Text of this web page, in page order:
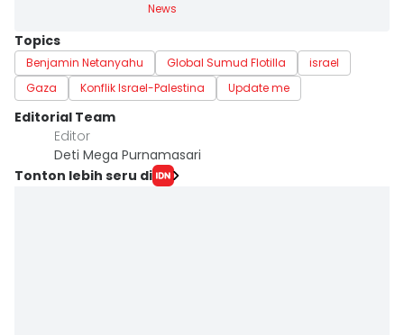
News
Topics
Benjamin Netanyahu Global Sumud Flotilla
israel
Gaza
Konflik Israel-Palestina Update me
Editorial Team
Editor
Deti Mega Purnamasari
Tonton lebih seru di